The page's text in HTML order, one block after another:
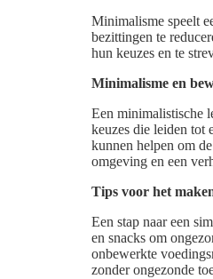
Minimalisme speelt
bezittingen te
hun keuzes en te
Minimalisme en
Een minimalistische
keuzes die leiden tot
kunnen helpen om
omgeving en een
Tips voor het
Een stap naar een
en snacks om
onbewerkte
zonder ongezonde